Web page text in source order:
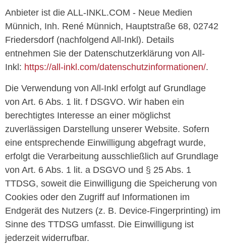
Anbieter ist die ALL-INKL.COM - Neue Medien
Münnich, Inh. René Münnich, Hauptstraße 68, 02742
Friedersdorf (nachfolgend All-Inkl). Details
entnehmen Sie der Datenschutzerklärung von All-
Inkl: https://all-inkl.com/datenschutzinformationen/.
Die Verwendung von All-Inkl erfolgt auf Grundlage
von Art. 6 Abs. 1 lit. f DSGVO. Wir haben ein
berechtigtes Interesse an einer möglichst
zuverlässigen Darstellung unserer Website. Sofern
eine entsprechende Einwilligung abgefragt wurde,
erfolgt die Verarbeitung ausschließlich auf Grundlage
von Art. 6 Abs. 1 lit. a DSGVO und § 25 Abs. 1
TTDSG, soweit die Einwilligung die Speicherung von
Cookies oder den Zugriff auf Informationen im
Endgerät des Nutzers (z. B. Device-Fingerprinting) im
Sinne des TTDSG umfasst. Die Einwilligung ist
jederzeit widerrufbar.